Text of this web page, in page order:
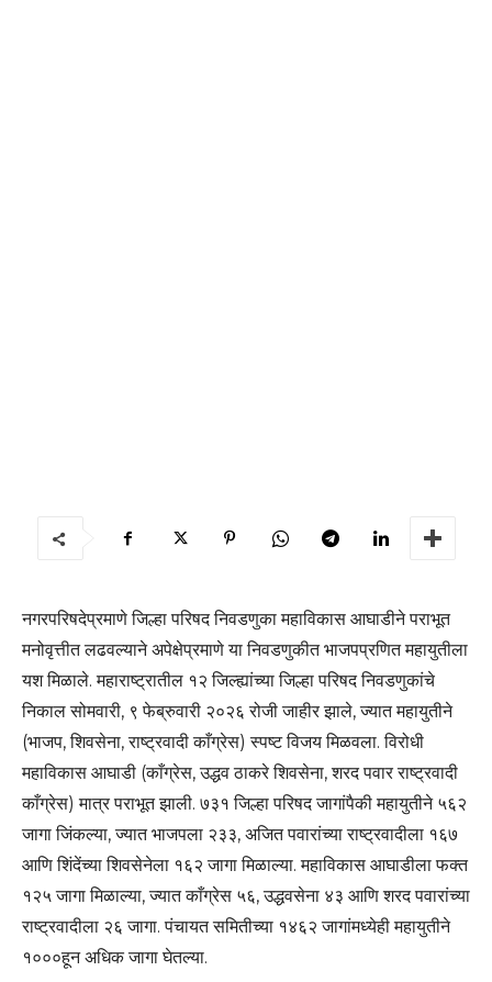
नगरपरिषदेप्रमाणे जिल्हा परिषद निवडणुका महाविकास आघाडीने पराभूत
मनोवृत्तीत लढवल्याने अपेक्षेप्रमाणे या निवडणुकीत भाजपप्रणित महायुतीला
यश मिळाले. महाराष्ट्रातील १२ जिल्ह्यांच्या जिल्हा परिषद निवडणुकांचे
निकाल सोमवारी, ९ फेब्रुवारी २०२६ रोजी जाहीर झाले, ज्यात महायुतीने
(भाजप, शिवसेना, राष्ट्रवादी काँग्रेस) स्पष्ट विजय मिळवला. विरोधी
महाविकास आघाडी (काँग्रेस, उद्धव ठाकरे शिवसेना, शरद पवार राष्ट्रवादी
काँग्रेस) मात्र पराभूत झाली. ७३१ जिल्हा परिषद जागांपैकी महायुतीने ५६२
जागा जिंकल्या, ज्यात भाजपला २३३, अजित पवारांच्या राष्ट्रवादीला १६७
आणि शिंदेंच्या शिवसेनेला १६२ जागा मिळाल्या. महाविकास आघाडीला फक्त
१२५ जागा मिळाल्या, ज्यात काँग्रेस ५६, उद्धवसेना ४३ आणि शरद पवारांच्या
राष्ट्रवादीला २६ जागा. पंचायत समितीच्या १४६२ जागांमध्येही महायुतीने
१०००हून अधिक जागा घेतल्या.